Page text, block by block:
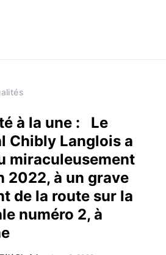
à la une : Le
Chibly Langlois a
miraculeusement
2022, à un grave
de la route sur la
numéro 2, à